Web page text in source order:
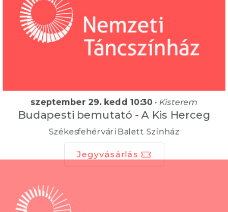
szeptember 29. kedd 10:30• Kisterem
Budapesti bemutató - A Kis Herceg
Székesfehérvári Balett Színház
Jegyvásárlás